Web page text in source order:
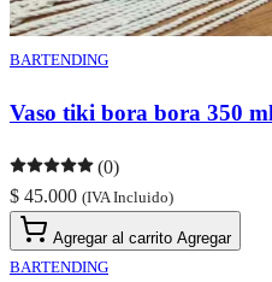
BARTENDING
Vaso tiki bora bora 350
(0)
$ 45.000 (IVA Incluido)
Agregar al carrito Agregar
BARTENDING